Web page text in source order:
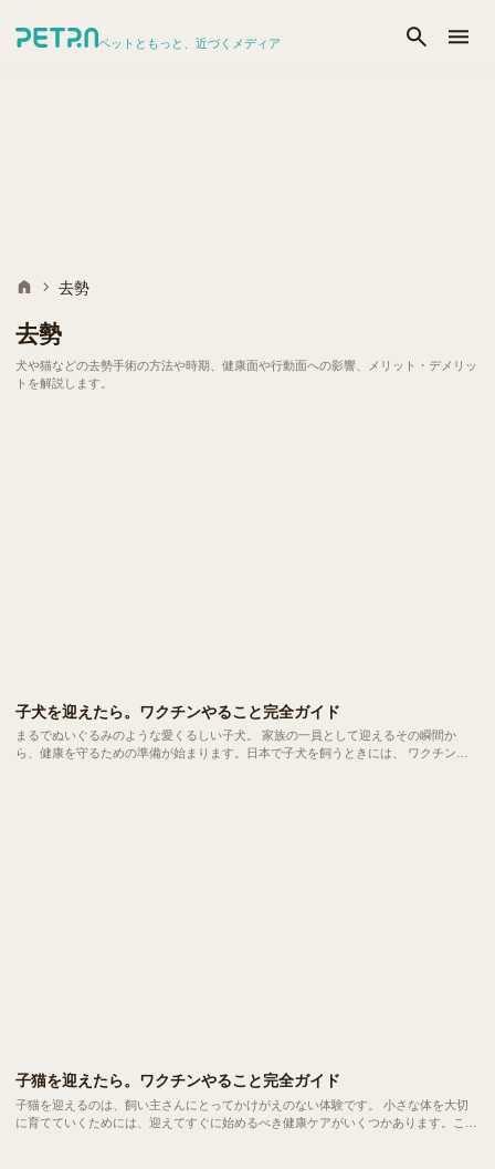
ペットともっと、近づくメディア
去勢
去勢
犬や猫などの去勢手術の方法や時期、健康面や行動面への影響、メリット・デメリッ
トを解説します。
子犬を迎えたら。ワクチンやること完全ガイド
まるでぬいぐるみのような愛くるしい子犬。 家族の一員として迎えるその瞬間か
ら、健康を守るための準備が始まります。日本で子犬を飼うときには、 ワクチン接
子猫を迎えたら。ワクチンやること完全ガイド
子猫を迎えるのは、飼い主さんにとってかけがえのない体験です。 小さな体を大切
に育てていくためには、迎えてすぐに始めるべき健康ケアがいくつかあります。ここ